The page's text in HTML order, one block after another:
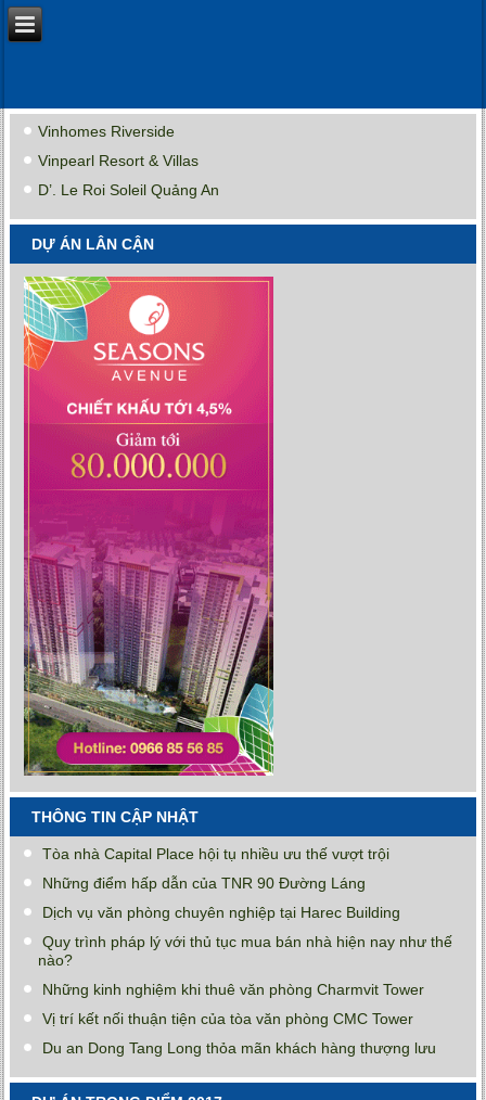
Vinhomes Riverside
Vinpearl Resort & Villas
D’. Le Roi Soleil Quảng An
DỰ ÁN LÂN CẬN
THÔNG TIN CẬP NHẬT
Tòa nhà Capital Place hội tụ nhiều ưu thế vượt trội
Những điểm hấp dẫn của TNR 90 Đường Láng
Dịch vụ văn phòng chuyên nghiệp tại Harec Building
Quy trình pháp lý với thủ tục mua bán nhà hiện nay như thế
nào?
Những kinh nghiệm khi thuê văn phòng Charmvit Tower
Vị trí kết nối thuận tiện của tòa văn phòng CMC Tower
Du an Dong Tang Long thỏa mãn khách hàng thượng lưu